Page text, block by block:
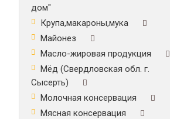
дом"
Крупа,макароны,мука
Майонез
Масло-жировая продукция
Мёд (Свердловская обл. г.
Сысерть)
Молочная консервация
Мясная консервация